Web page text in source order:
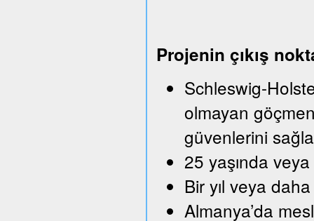
Projenin çıkış
Schleswig-
olmayan
güvenlerini
25 yaşında
Bir yıl veya
Almanya’da